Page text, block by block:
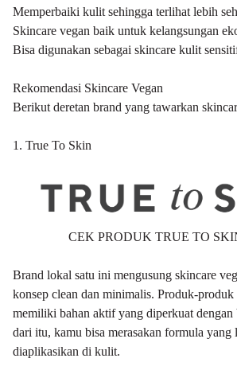
Memperbaiki kulit sehingga terlihat lebih
Skincare vegan baik untuk kelangsungan
Bisa digunakan sebagai skincare kulit
Rekomendasi Skincare Vegan
Berikut deretan brand yang tawarkan
1. True To Skin
CEK PRODUK TRUE TO
Brand lokal satu ini mengusung skincare
konsep clean dan minimalis. Produk-
memiliki bahan aktif yang diperkuat dengan
dari itu, kamu bisa merasakan formula yang
diaplikasikan di kulit.